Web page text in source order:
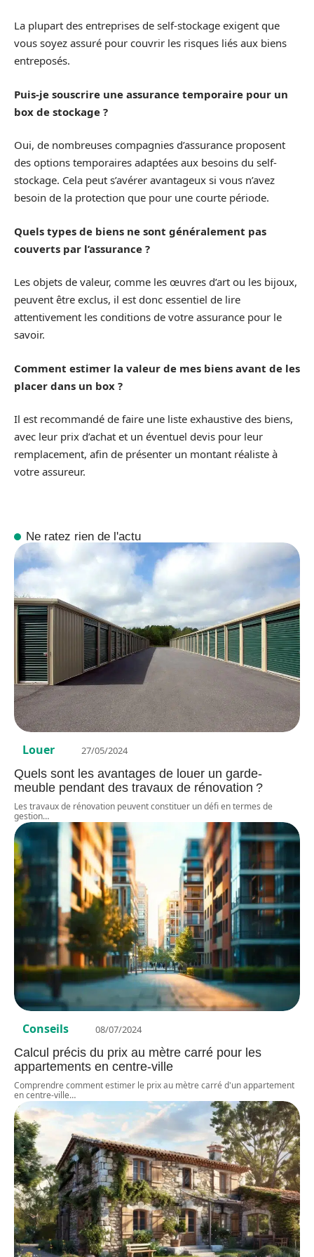
La plupart des entreprises de self-stockage exigent que
vous soyez assuré pour couvrir les risques liés aux biens
entreposés.
Puis-je souscrire une assurance temporaire pour un
box de stockage ?
Oui, de nombreuses compagnies d’assurance proposent
des options temporaires adaptées aux besoins du self-
stockage. Cela peut s’avérer avantageux si vous n’avez
besoin de la protection que pour une courte période.
Quels types de biens ne sont généralement pas
couverts par l’assurance ?
Les objets de valeur, comme les œuvres d’art ou les bijoux,
peuvent être exclus, il est donc essentiel de lire
attentivement les conditions de votre assurance pour le
savoir.
Comment estimer la valeur de mes biens avant de les
placer dans un box ?
Il est recommandé de faire une liste exhaustive des biens,
avec leur prix d’achat et un éventuel devis pour leur
remplacement, afin de présenter un montant réaliste à
votre assureur.
Ne ratez rien de l'actu
Louer 27/05/2024
Quels sont les avantages de louer un garde-
meuble pendant des travaux de rénovation ?
Les travaux de rénovation peuvent constituer un défi en termes de
gestion…
Conseils 08/07/2024
Calcul précis du prix au mètre carré pour les
appartements en centre-ville
Comprendre comment estimer le prix au mètre carré d'un appartement
en centre-ville…